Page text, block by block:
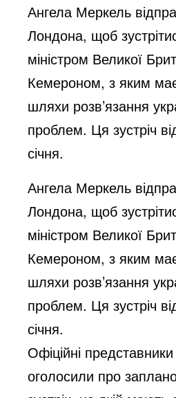
Ангела Меркель
Лондона, щоб
міністром Великої
Кемероном, з яким
шляхи розв’язання
проблем. Ця зустріч
січня.
Ангела Меркель
Лондона, щоб
міністром Великої
Кемероном, з яким
шляхи розв’язання
проблем. Ця зустріч
січня.
Офіційні представники
оголосили про